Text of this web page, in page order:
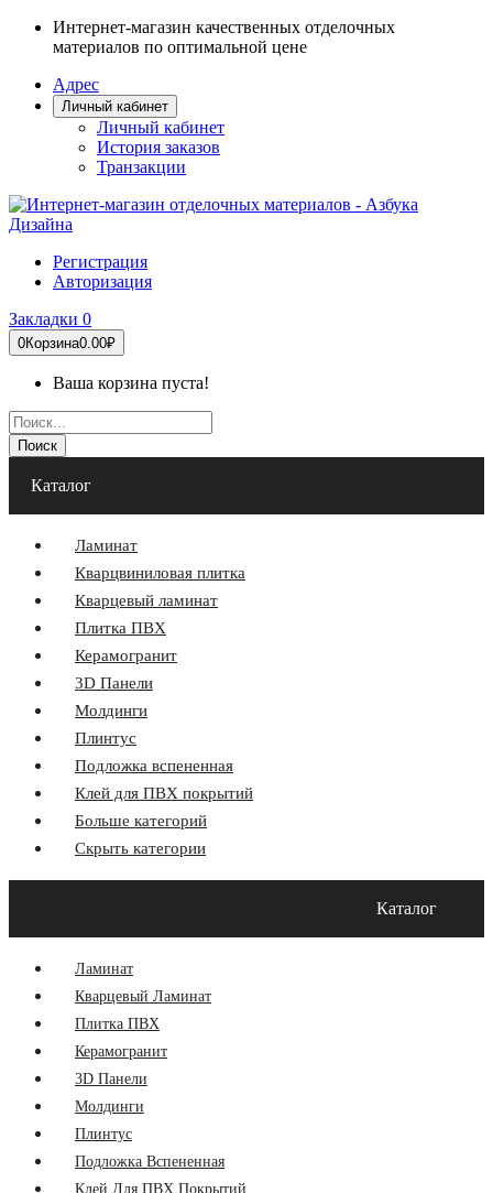
Интернет-магазин качественных отделочных
материалов по оптимальной цене
Адрес
Личный кабинет
Личный кабинет
История заказов
Транзакции
Регистрация
Авторизация
Закладки 0
0Корзина0.00₽
Ваша корзина пуста!
Поиск
Каталог
Ламинат
Кварцвиниловая плитка
Кварцевый ламинат
Плитка ПВХ
Керамогранит
3D Панели
Молдинги
Плинтус
Подложка вспененная
Клей для ПВХ покрытий
Больше категорий
Скрыть категории
Каталог
Ламинат
Кварцевый Ламинат
Плитка ПВХ
Керамогранит
3D Панели
Молдинги
Плинтус
Подложка Вспененная
Клей Для ПВХ Покрытий